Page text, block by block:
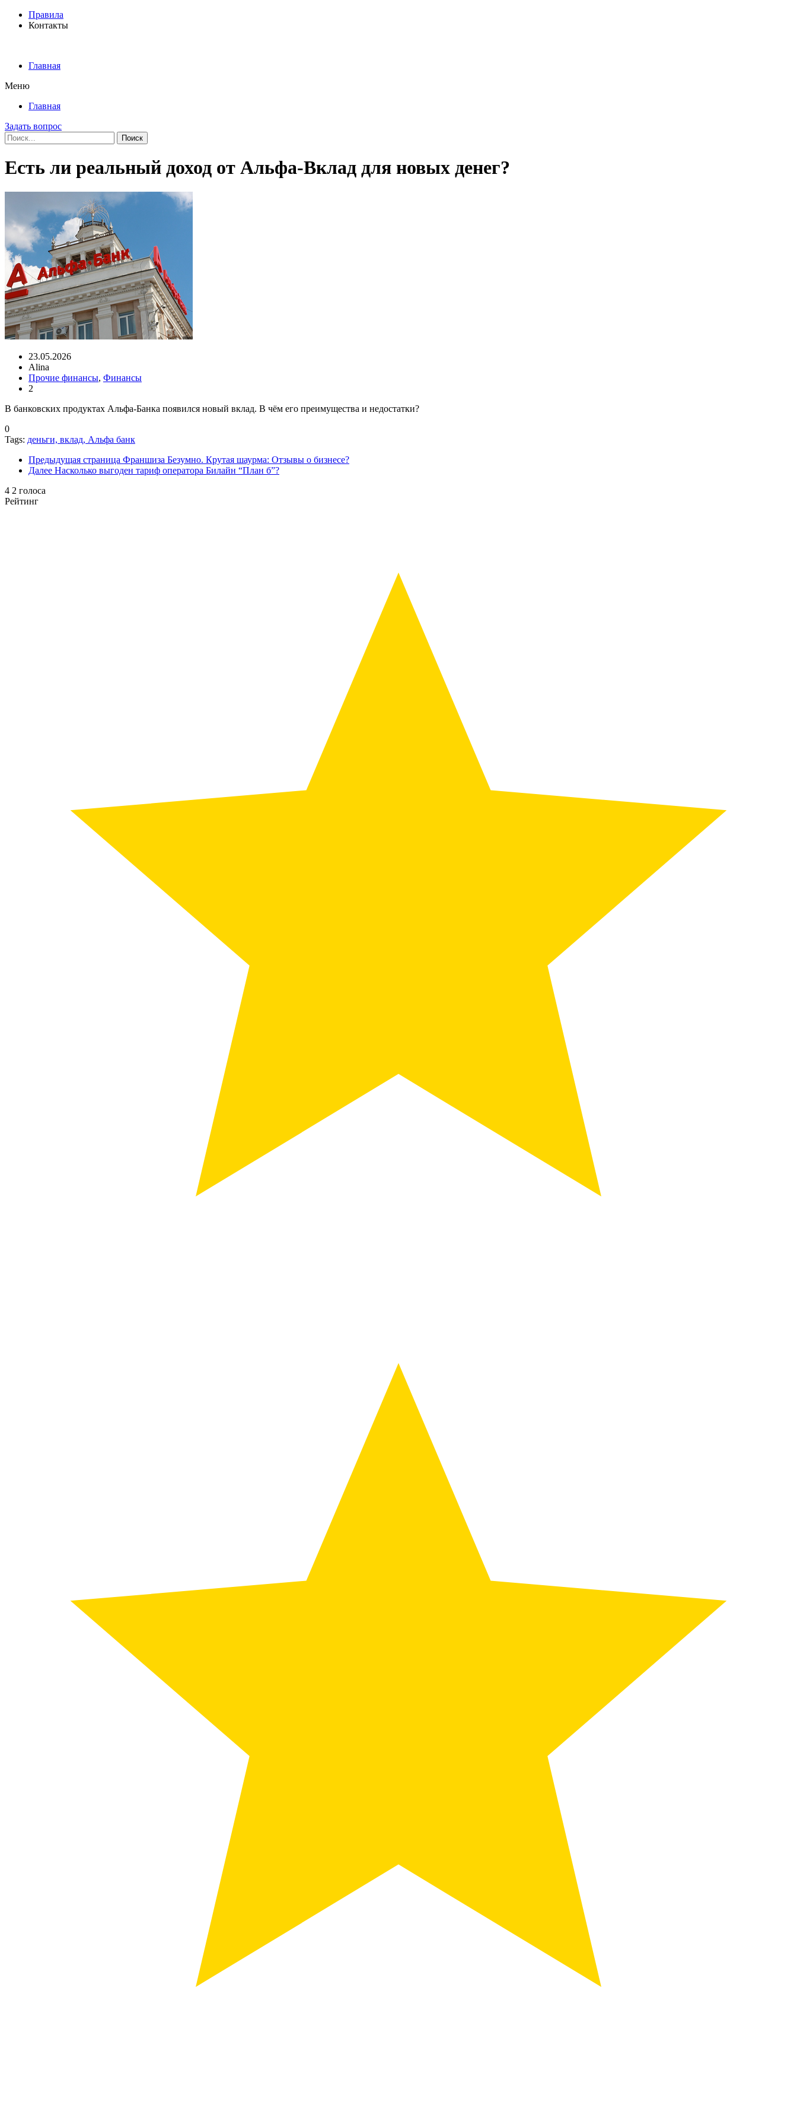
Правила
Контакты
Главная
Меню
Главная
Задать вопрос
Поиск
Есть ли реальный доход от Альфа-Вклад для новых денег?
23.05.2026
Alina
Прочие финансы, Финансы
2
В банковских продуктах Альфа-Банка появился новый вклад. В чём его преимущества и недостатки?
0
Tags: деньги, вклад, Альфа банк
Предыдущая страница Франшиза Безумно. Крутая шаурма: Отзывы о бизнесе?
Далее Насколько выгоден тариф оператора Билайн “План б”?
4 2 голоса
Рейтинг